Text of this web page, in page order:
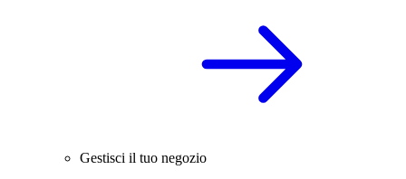
Gestisci il tuo negozio